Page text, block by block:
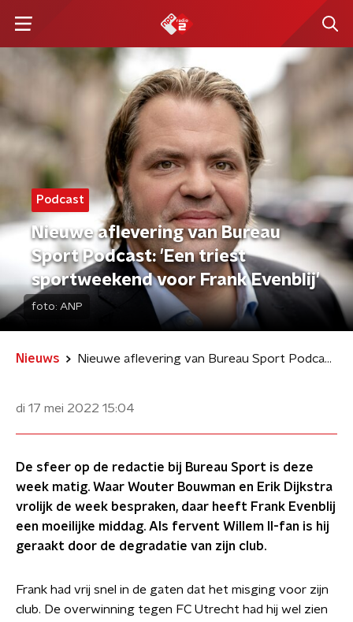
Podcast
Nieuwe aflevering van Bureau
Sport Podcast: 'Een triest
sportweekend voor Frank Evenblij'
foto: ANP
Nieuws Nieuwe aflevering van Bureau Sport Podcast: 'Een triest sportweekend voor Frank Evenblij'
di 17 mei 2022 15:04
De sfeer op de redactie bij Bureau Sport is deze
week matig. Waar Wouter Bouwman en Erik Dijkstra
vrolijk de week bespraken, daar heeft Frank Evenblij
een moeilijke middag. Als fervent Willem II-fan is hij
geraakt door de degradatie van zijn club.
Frank had vrij snel in de gaten dat het misging voor zijn
club. De overwinning tegen FC Utrecht had hij wel zien